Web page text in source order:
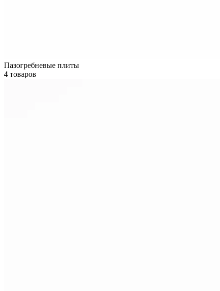
Пазогребневые плиты
4 товаров